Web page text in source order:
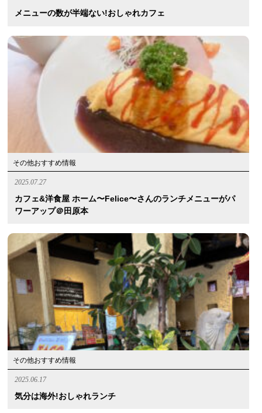
メニューの数が半端ない!おしゃれカフェ
その他おすすめ情報
2025.07.27
カフェ&洋食屋 ホーム〜Felice〜さんのランチメニューがパ
ワーアップ＠田原本
その他おすすめ情報
2025.06.17
気分は海外!おしゃれランチ